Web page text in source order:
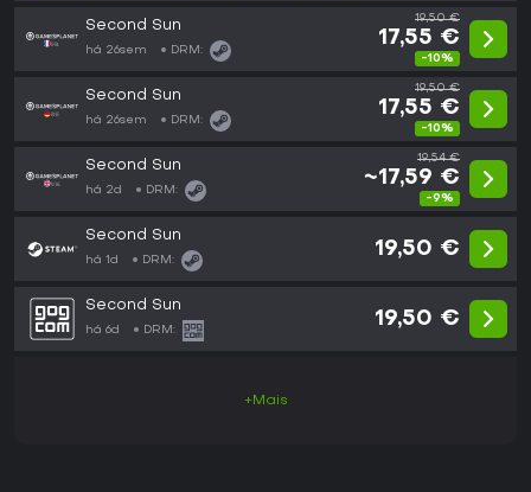
Second Sun
há 26sem DRM:
19,50 €
17,55 €
-10%
Second Sun
há 26sem DRM:
19,50 €
17,55 €
-10%
Second Sun
há 2d DRM:
19,54 €
~17,59 €
-9%
Second Sun
há 1d DRM:
19,50 €
Second Sun
há 6d DRM:
19,50 €
+Mais